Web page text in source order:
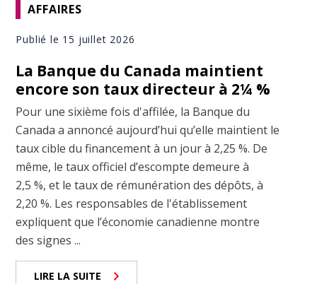
AFFAIRES
Publié le 15 juillet 2026
La Banque du Canada maintient
encore son taux directeur à 2¼ %
Pour une sixième fois d'affilée, la Banque du
Canada a annoncé aujourd’hui qu’elle maintient le
taux cible du financement à un jour à 2,25 %. De
même, le taux officiel d’escompte demeure à
2,5 %, et le taux de rémunération des dépôts, à
2,20 %. Les responsables de l'établissement
expliquent que l’économie canadienne montre
des signes ...
LIRE LA SUITE